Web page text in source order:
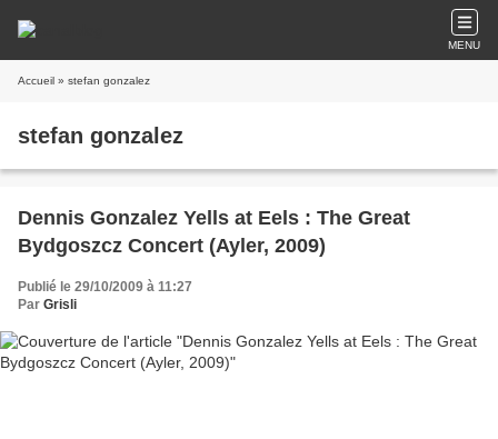
MENU
Accueil » stefan gonzalez
stefan gonzalez
Dennis Gonzalez Yells at Eels : The Great
Bydgoszcz Concert (Ayler, 2009)
Publié le 29/10/2009 à 11:27
Par Grisli